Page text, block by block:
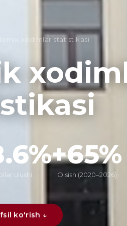
xodimlar statistikasi
ulushi
+65%
O'sish (2020–2026)
ko'rish ↓